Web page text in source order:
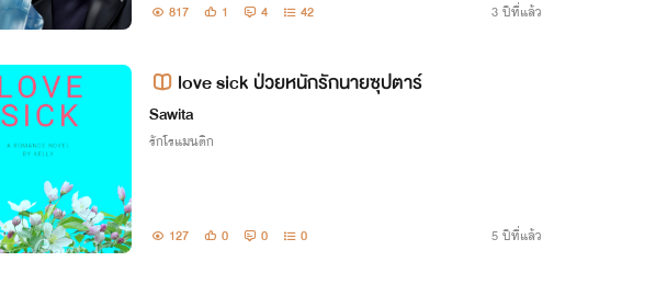
817 1 4 42 3 ปีที่แล้ว
love sick ป่วยหนักรักนายซุปตาร์
Sawita
รักโรแมนติก
127 0 0 0 5 ปีที่แล้ว